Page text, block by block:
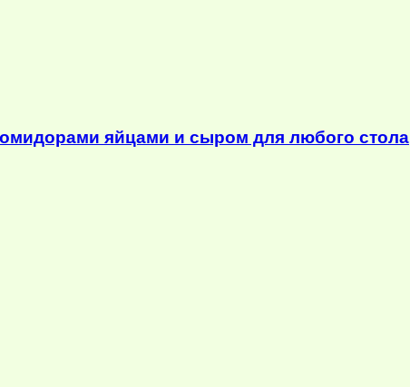
яйцами и сыром для любого стола